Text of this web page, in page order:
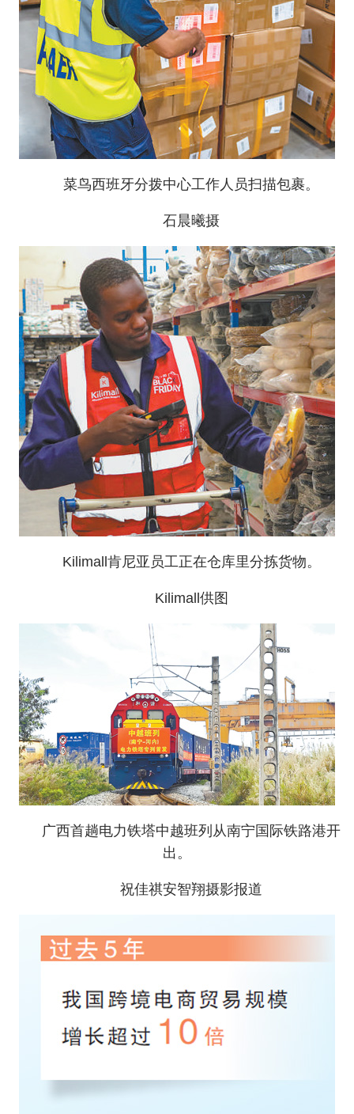
菜鸟西班牙分拨中心工作人员扫描包裹。
石晨曦摄
Kilimall肯尼亚员工正在仓库里分拣货物。
Kilimall供图
广西首趟电力铁塔中越班列从南宁国际铁路港开
出。
祝佳祺安智翔摄影报道